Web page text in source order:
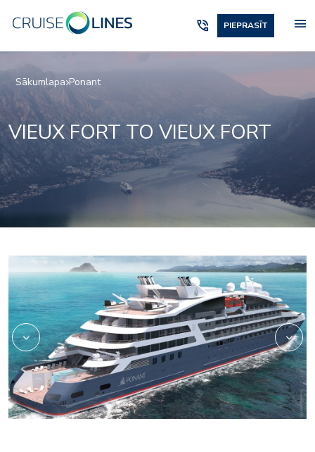
phone_in_talk PIEPRASĪT menu
Sākumlapa Ponant
VIEUX FORT TO VIEUX FORT
2975721